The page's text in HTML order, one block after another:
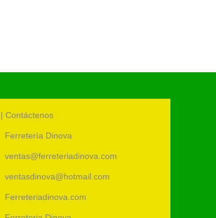
| Contáctenos
Ferretería Dinova
ventas@ferreteriadinova.com
ventasdinova@hotmail.com
Ferreteriadinova.com